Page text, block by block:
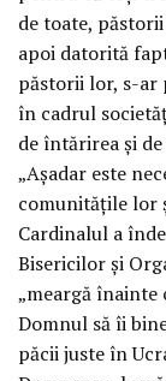
de toate,
apoi datorită
păstorii lor, s-ar
în cadrul
de întărirea și
„Așadar este
comunitățile lor
Cardinalul a
Bisericilor și
„meargă
Domnul să îi
păcii juste în